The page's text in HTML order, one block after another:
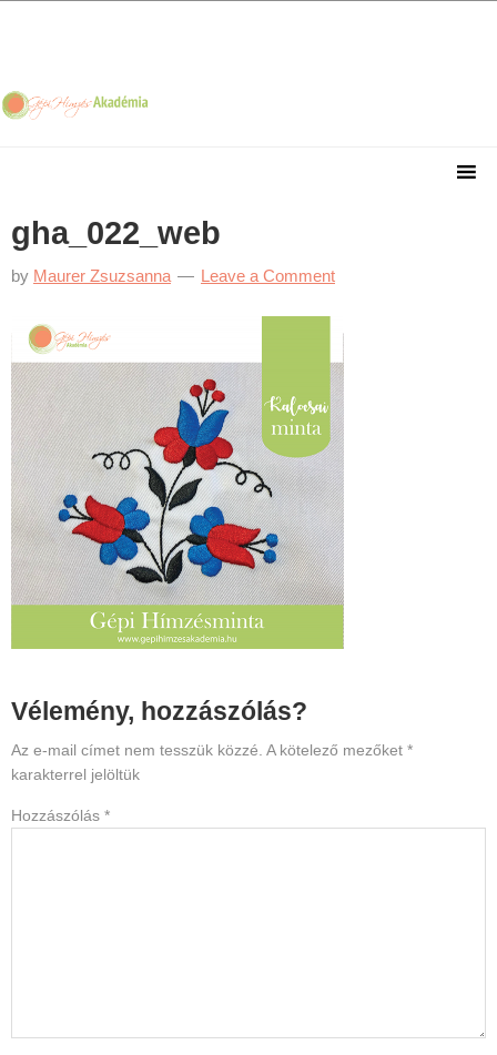
navigation
content
sidebar
gha_022_web
by Maurer Zsuzsanna Leave a Comment
Reader
Interactions
Vélemény, hozzászólás?
Az e-mail címet nem tesszük közzé. A kötelező mezőket *
karakterrel jelöltük
Hozzászólás *